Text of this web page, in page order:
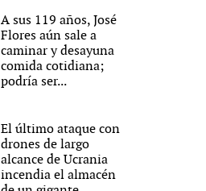
A sus 119 años, José
Flores aún sale a
caminar y desayuna
comida cotidiana;
podría ser...
El último ataque con
drones de largo
alcance de Ucrania
incendia el almacén